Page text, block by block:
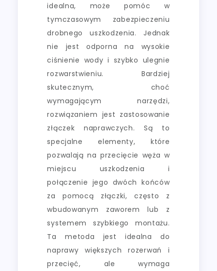
idealna, może pomóc w
tymczasowym zabezpieczeniu
drobnego uszkodzenia. Jednak
nie jest odporna na wysokie
ciśnienie wody i szybko ulegnie
rozwarstwieniu. Bardziej
skutecznym, choć
wymagającym narzędzi,
rozwiązaniem jest zastosowanie
złączek naprawczych. Są to
specjalne elementy, które
pozwalają na przecięcie węża w
miejscu uszkodzenia i
połączenie jego dwóch końców
za pomocą złączki, często z
wbudowanym zaworem lub z
systemem szybkiego montażu.
Ta metoda jest idealna do
naprawy większych rozerwań i
przecięć, ale wymaga